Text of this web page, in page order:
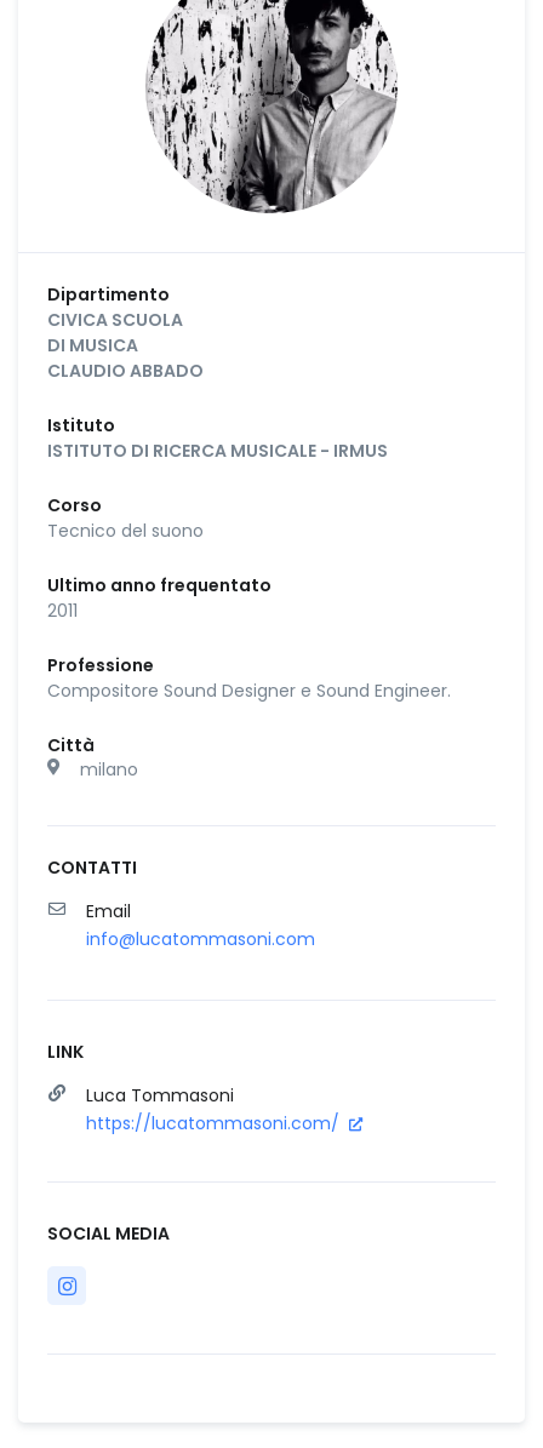
Dipartimento
CIVICA SCUOLA
DI MUSICA
CLAUDIO ABBADO
Istituto
ISTITUTO DI RICERCA MUSICALE - IRMUS
Corso
Tecnico del suono
Ultimo anno frequentato
2011
Professione
Compositore Sound Designer e Sound Engineer.
Città
milano
CONTATTI
Email
info@lucatommasoni.com
LINK
Luca Tommasoni
https://lucatommasoni.com/
SOCIAL MEDIA